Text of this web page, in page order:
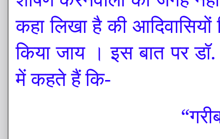
कहा लिखा है की आदिवासियों
किया जाय । इस बात पर डॉ.
में कहते हैं कि-